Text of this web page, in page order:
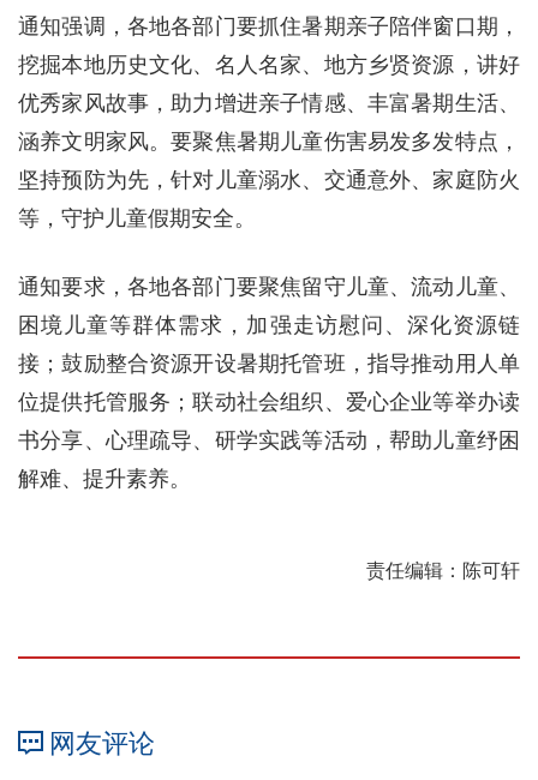
通知强调，各地各部门要抓住暑期亲子陪伴窗口期，
挖掘本地历史文化、名人名家、地方乡贤资源，讲好
优秀家风故事，助力增进亲子情感、丰富暑期生活、
涵养文明家风。要聚焦暑期儿童伤害易发多发特点，
坚持预防为先，针对儿童溺水、交通意外、家庭防火
等，守护儿童假期安全。
通知要求，各地各部门要聚焦留守儿童、流动儿童、
困境儿童等群体需求，加强走访慰问、深化资源链
接；鼓励整合资源开设暑期托管班，指导推动用人单
位提供托管服务；联动社会组织、爱心企业等举办读
书分享、心理疏导、研学实践等活动，帮助儿童纾困
解难、提升素养。
责任编辑：陈可轩
网友评论